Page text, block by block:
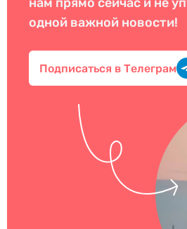
одной важной новости!
Подписаться в Телеграм